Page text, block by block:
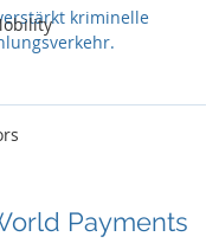
kriminelle
Payments